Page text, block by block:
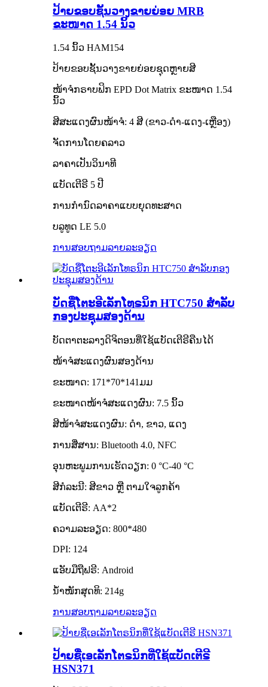
ປ້າຍຂອບຊັ້ນວາງຂາຍຍ່ອຍ MRB
ຂະໜາດ 1.54 ນິ້ວ
1.54 ນິ້ວ HAM154
ປ້າຍຂອບຊັ້ນວາງຂາຍຍ່ອຍຊຸດຫຼາຍສີ
ໜ້າຈໍກຣາບຟິກ EPD Dot Matrix ຂະໜາດ 1.54
ນິ້ວ
ສີສະແດງຜົນໜ້າຈໍ: 4 ສີ (ຂາວ-ດຳ-ແດງ-ເຫຼືອງ)
ຈັດການໂດຍຄລາວ
ລາຄາເປັນວິນາທີ
ແບັດເຕີຣີ 5 ປີ
ການກຳນົດລາຄາແບບຍຸດທະສາດ
ບລູທູດ LE 5.0
ການສອບຖາມລາຍລະອຽດ
ບັດຊື່ໂຕະອີເລັກໂທຣນິກ HTC750 ສຳລັບ
ກອງປະຊຸມສອງດ້ານ
ບັດຕາຕະລາງດິຈິຕອນທີ່ໃຊ້ແບັດເຕີຣີຄືນໄດ້
ໜ້າຈໍສະແດງຜົນສອງດ້ານ
ຂະໜາດ: 171*70*141ມມ
ຂະໜາດໜ້າຈໍສະແດງຜົນ: 7.5 ນິ້ວ
ສີໜ້າຈໍສະແດງຜົນ: ດຳ, ຂາວ, ແດງ
ການສື່ສານ: Bluetooth 4.0, NFC
ອຸນຫະພູມການເຮັດວຽກ: 0 ​​°C-40 °C
ສີກໍລະນີ: ສີຂາວ ຫຼື ຕາມໃຈລູກຄ້າ
ແບັດເຕີຣີ: AA*2
ຄວາມລະອຽດ: 800*480
DPI: 124
ແອັບມືຖືຟຣີ: Android
ນ້ຳໜັກສຸດທິ: 214g
ການສອບຖາມລາຍລະອຽດ
ປ້າຍຊື່ເອເລັກໂຕຣນິກທີ່ໃຊ້ແບັດເຕີຣີ
HSN371